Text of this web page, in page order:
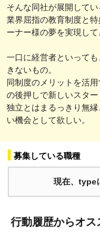
そんな同社が展開してい
業界屈指の教育制度と
ーナー様の夢を実現して
一口に経営者といって
きないもの。
同制度のメリットを活
の後押しで新しいスター
独立とはまるっきり無
い機会として欲しい。
募集している職種
現在、type
行動履歴からオス